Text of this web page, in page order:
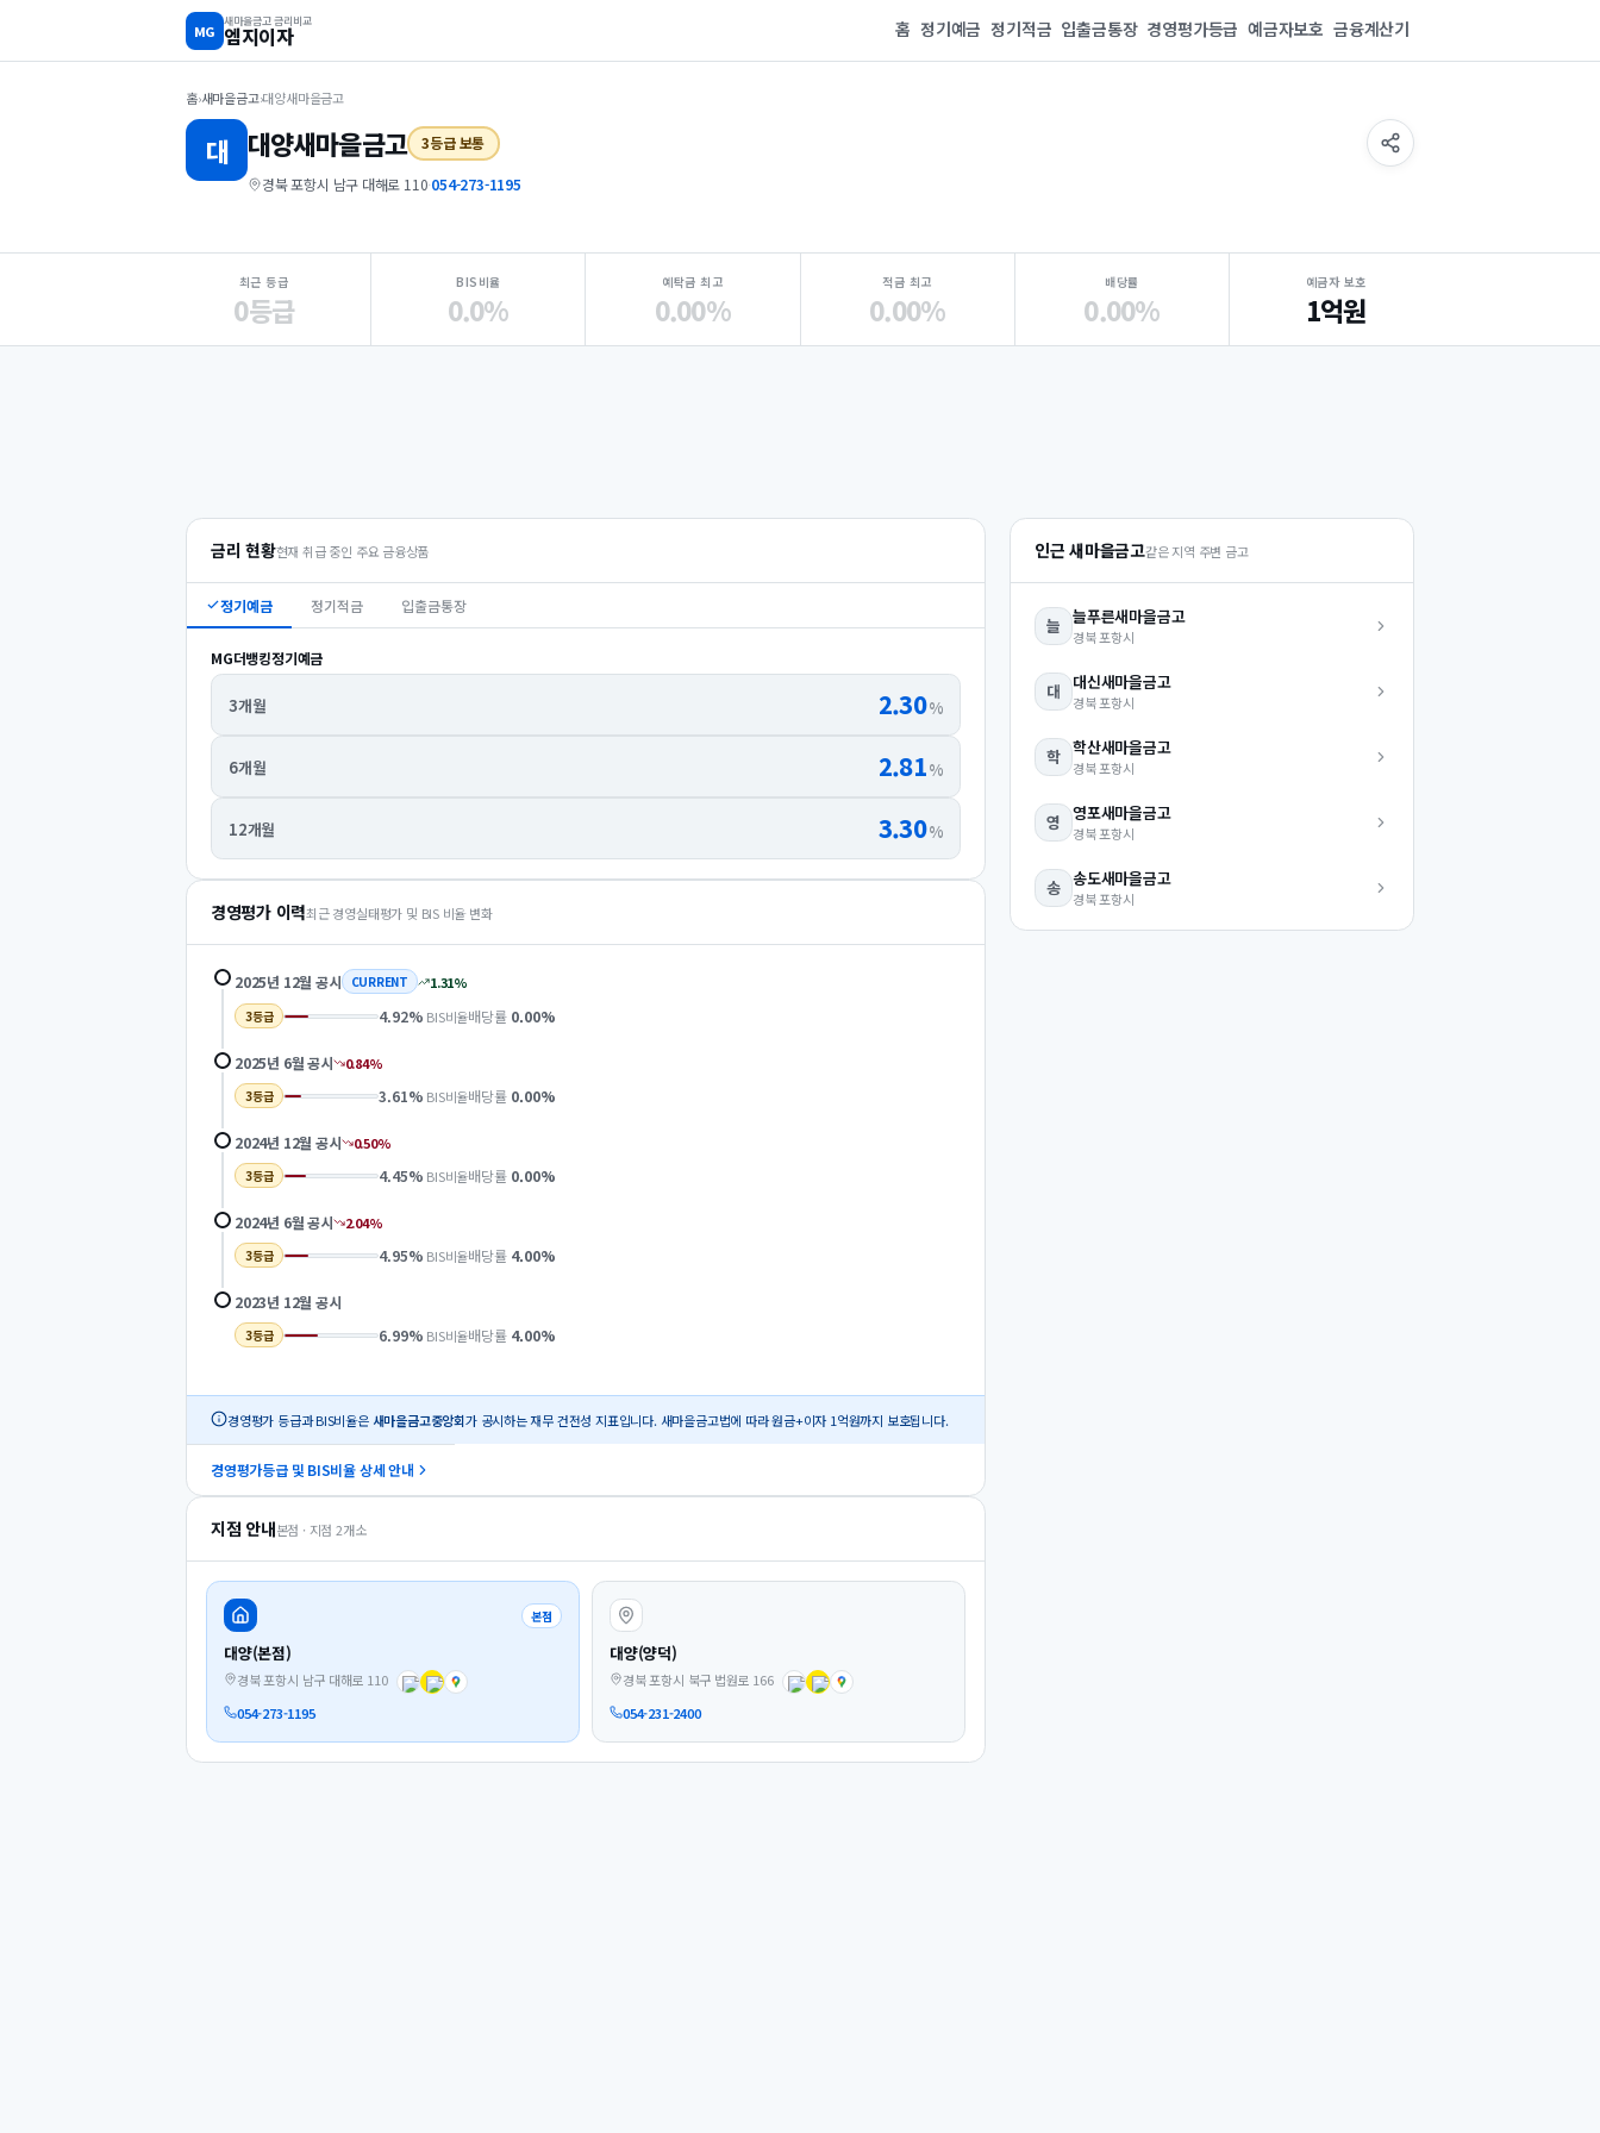
MG
새마을금고 금리비교
엠지이자 홈 정기예금 정기적금 입출금통장 경영평가등급 예금자보호 금융계산기
홈›새마을금고›대양새마을금고
대 대양새마을금고 3등급 보통
경북 포항시 남구 대해로 110·054-273-1195
최근 등급
0등급
BIS비율
0.0%
예탁금 최고
0.00%
적금 최고
0.00%
배당률
0.00%
예금자 보호
1억원
금리 현황현재 취급 중인 주요 금융상품
정기예금 정기적금 입출금통장
MG더뱅킹정기예금
3개월 2.30%
6개월 2.81%
12개월 3.30%
경영평가 이력최근 경영실태평가 및 BIS 비율 변화
2025년 12월 공시 CURRENT 1.31%
3등급 4.92% BIS비율배당률 0.00%
2025년 6월공시 0.84%
3등급 3.61% BIS비율배당률 0.00%
2024년 12월 공시 0.50%
3등급 4.45% BIS비율배당률 0.00%
2024년 6월공시 2.04%
3등급 4.95% BIS비율배당률 4.00%
2023년 12월 공시
3등급 6.99% BIS비율배당률 4.00%
경영평가 등급과 BIS비율은 새마을금고중앙회가 공시하는 재무 건전성 지표입니다. 새마을금고법에 따라 원금+이자 1억원까지 보호됩니다.
경영평가등급 및 BIS비율 상세 안내
지점 안내본점 · 지점 2개소
본점
대양(본점)
경북 포항시 남구 대해로 110
054-273-1195
대양(양덕)
경북 포항시 북구 법원로 166
054-231-2400
인근 새마을금고같은 지역 주변 금고
늘 늘푸른새마을금고
경북 포항시
대 대신새마을금고
경북 포항시
학 학산새마을금고
경북 포항시
영 영포새마을금고
경북 포항시
송 송도새마을금고
경북 포항시